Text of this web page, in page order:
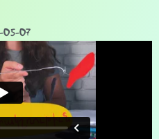
05-07